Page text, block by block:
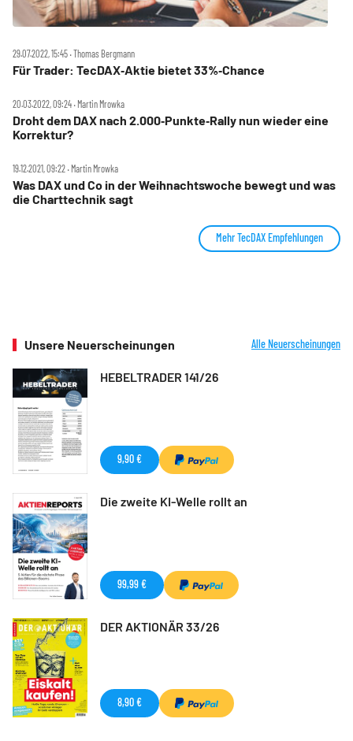
29.07.2022, 15:45 ‧ Thomas Bergmann
Für Trader: TecDAX‑Aktie bietet 33%‑Chance
20.03.2022, 09:24 ‧ Martin Mrowka
Droht dem DAX nach 2.000‑Punkte‑Rally nun wieder eine
Korrektur?
19.12.2021, 09:22 ‧ Martin Mrowka
Was DAX und Co in der Weihnachtswoche bewegt und was
die Charttechnik sagt
Mehr TecDAX Empfehlungen
Unsere Neuerscheinungen Alle Neuerscheinungen
HEBELTRADER 141/26
9,90 €
Die zweite KI-Welle rollt an
99,99 €
DER AKTIONÄR 33/26
8,90 €